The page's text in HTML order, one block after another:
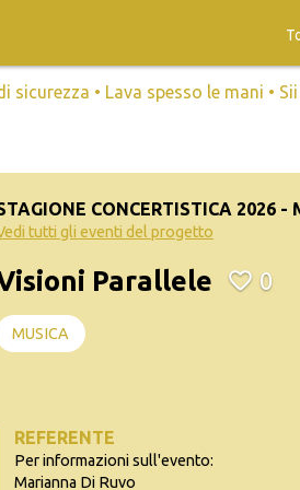
sicurezza • Lava spesso le mani •
CONCERTISTICA 2026 -
tutti gli eventi del progetto
Parallele 0
MUSICA
REFERENTE
Per informazioni sull'evento:
Marianna Di Ruvo